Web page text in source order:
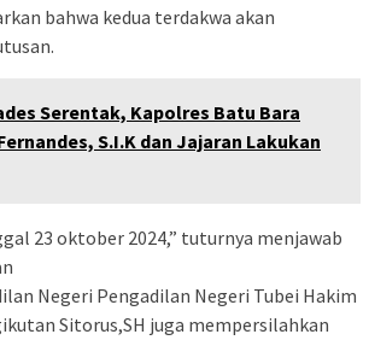
bahwa kedua terdakwa akan
Serentak, Kapolres Batu Bara
S.I.K dan Jajaran Lakukan
23 oktober 2024,” tuturnya menjawab
Negeri Pengadilan Negeri Tubei Hakim
Sitorus,SH juga mempersilahkan